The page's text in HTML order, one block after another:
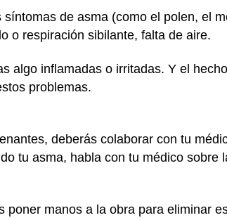
de asma (como el polen, el
o respiración sibilante, falta de aire.
algo inflamadas o irritadas. Y el
problemas.
deberás colaborar con tu
tu asma, habla con tu médico sobre
manos a la obra para eliminar